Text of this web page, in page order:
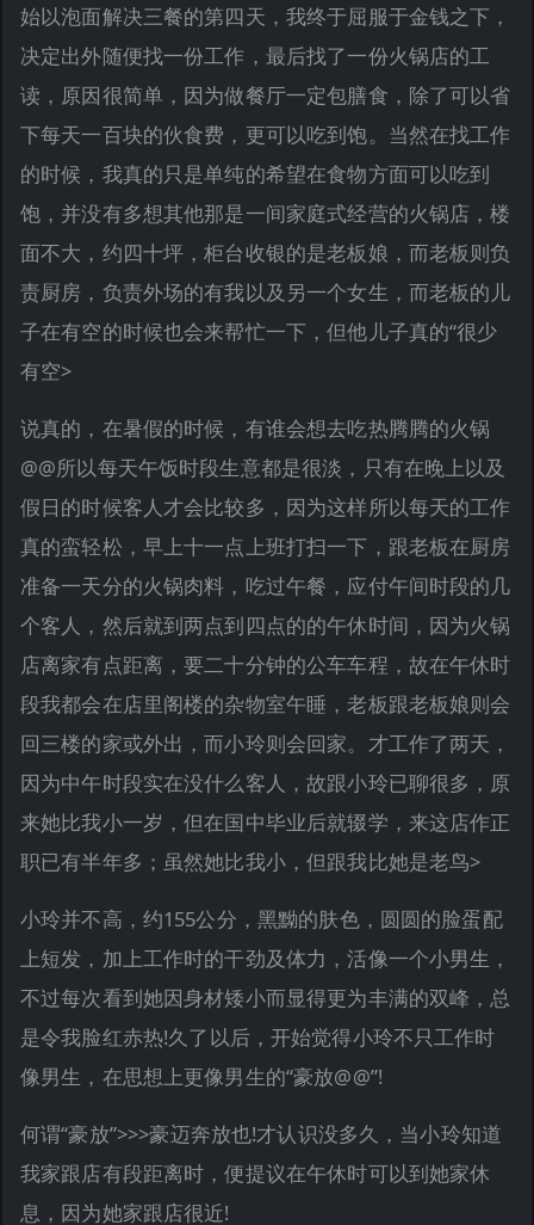
始以泡面解决三餐的第四天，我终于屈服于金钱之下，
决定出外随便找一份工作，最后找了一份火锅店的工
读，原因很简单，因为做餐厅一定包膳食，除了可以省
下每天一百块的伙食费，更可以吃到饱。当然在找工作
的时候，我真的只是单纯的希望在食物方面可以吃到
饱，并没有多想其他那是一间家庭式经营的火锅店，楼
面不大，约四十坪，柜台收银的是老板娘，而老板则负
责厨房，负责外场的有我以及另一个女生，而老板的儿
子在有空的时候也会来帮忙一下，但他儿子真的“很少
有空>
说真的，在暑假的时候，有谁会想去吃热腾腾的火锅
@@所以每天午饭时段生意都是很淡，只有在晚上以及
假日的时候客人才会比较多，因为这样所以每天的工作
真的蛮轻松，早上十一点上班打扫一下，跟老板在厨房
准备一天分的火锅肉料，吃过午餐，应付午间时段的几
个客人，然后就到两点到四点的的午休时间，因为火锅
店离家有点距离，要二十分钟的公车车程，故在午休时
段我都会在店里阁楼的杂物室午睡，老板跟老板娘则会
回三楼的家或外出，而小玲则会回家。才工作了两天，
因为中午时段实在没什么客人，故跟小玲已聊很多，原
来她比我小一岁，但在国中毕业后就辍学，来这店作正
职已有半年多；虽然她比我小，但跟我比她是老鸟>
小玲并不高，约155公分，黑黝的肤色，圆圆的脸蛋配
上短发，加上工作时的干劲及体力，活像一个小男生，
不过每次看到她因身材矮小而显得更为丰满的双峰，总
是令我脸红赤热!久了以后，开始觉得小玲不只工作时
像男生，在思想上更像男生的“豪放@@”!
何谓“豪放”>>>豪迈奔放也!才认识没多久，当小玲知道
我家跟店有段距离时，便提议在午休时可以到她家休
息，因为她家跟店很近!